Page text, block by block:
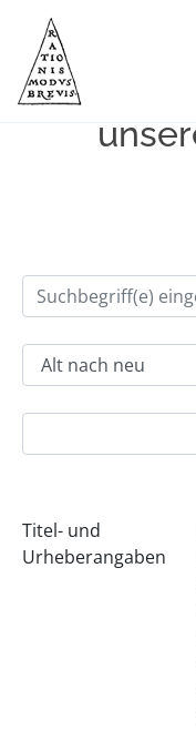
Einfache
Titel- und
Urheberangaben